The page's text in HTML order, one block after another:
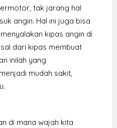
tak jarang hal
angin. Hal ini juga bisa
kipas angin di
dari kipas membuat
inilah yang
mudah sakit,
di mana wajah kita